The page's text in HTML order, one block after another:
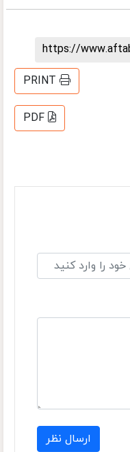
https://
PRINT
PDF
ارسال نظر